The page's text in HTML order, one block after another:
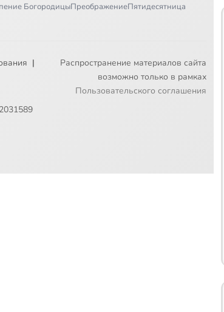
БогородицыПреображениеПятидесятница
|
Распространение материалов сайта
возможно только в рамках
Пользовательского соглашения